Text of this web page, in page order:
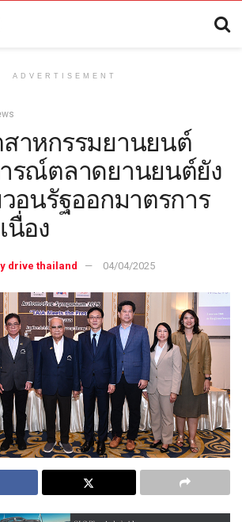
ADVERTISEMENT
าหกรรมยานยนต์
รณ์ตลาดยานยนต์ยัง
อนรัฐออกมาตรการ
นื่อง
drive thailand 04/04/2025